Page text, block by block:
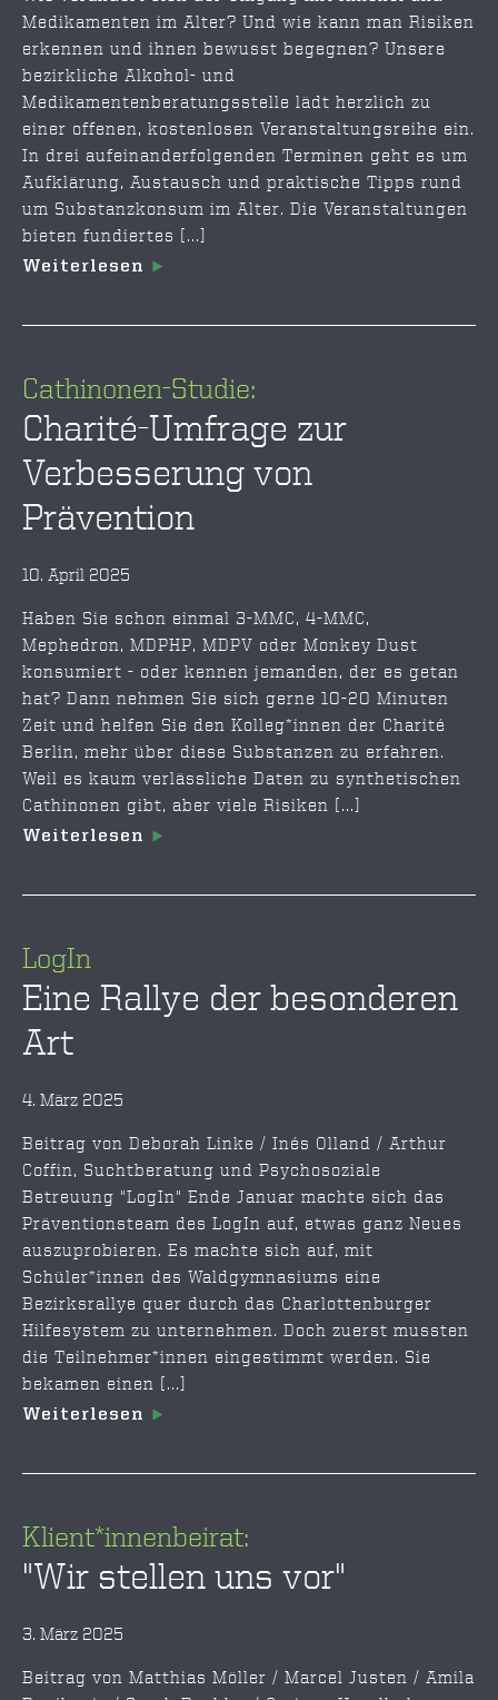
Medikamenten im Alter? Und wie kann man Risiken
erkennen und ihnen bewusst begegnen? Unsere
bezirkliche Alkohol- und
Medikamentenberatungsstelle lädt herzlich zu
einer offenen, kostenlosen Veranstaltungsreihe ein.
In drei aufeinanderfolgenden Terminen geht es um
Aufklärung, Austausch und praktische Tipps rund
um Substanzkonsum im Alter. Die Veranstaltungen
bieten fundiertes [...]
Weiterlesen
Cathinonen-Studie:
Charité-Umfrage zur
Verbesserung von
Prävention
10. April 2025
Haben Sie schon einmal 3-MMC, 4-MMC,
Mephedron, MDPHP, MDPV oder Monkey Dust
konsumiert - oder kennen jemanden, der es getan
hat? Dann nehmen Sie sich gerne 10-20 Minuten
Zeit und helfen Sie den Kolleg*innen der Charité
Berlin, mehr über diese Substanzen zu erfahren.
Weil es kaum verlässliche Daten zu synthetischen
Cathinonen gibt, aber viele Risiken [...]
Weiterlesen
LogIn
Eine Rallye der besonderen
Art
4. März 2025
Beitrag von Deborah Linke / Inés Olland / Arthur
Coffin, Suchtberatung und Psychosoziale
Betreuung "LogIn" Ende Januar machte sich das
Präventionsteam des LogIn auf, etwas ganz Neues
auszuprobieren. Es machte sich auf, mit
Schüler*innen des Waldgymnasiums eine
Bezirksrallye quer durch das Charlottenburger
Hilfesystem zu unternehmen. Doch zuerst mussten
die Teilnehmer*innen eingestimmt werden. Sie
bekamen einen [...]
Weiterlesen
Klient*innenbeirat:
"Wir stellen uns vor"
3. März 2025
Beitrag von Matthias Möller / Marcel Justen / Amila